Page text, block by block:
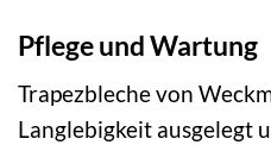
Pflege und Wartung
Trapezbleche von
Langlebigkeit ausgelegt